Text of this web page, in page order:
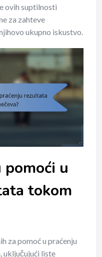
ovih suptilnosti
za zahteve
ukupno iskustvo.
u
tokom
za pomoć u praćenju
uključujući liste